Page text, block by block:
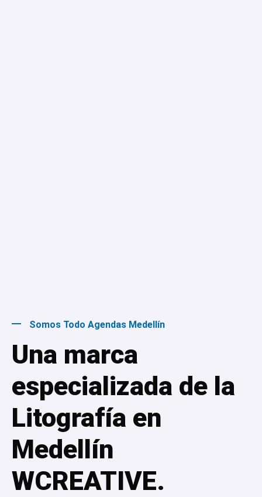
Somos Todo Agendas Medellín
Una marca
especializada de la
Litografía en
Medellín
WCREATIVE.